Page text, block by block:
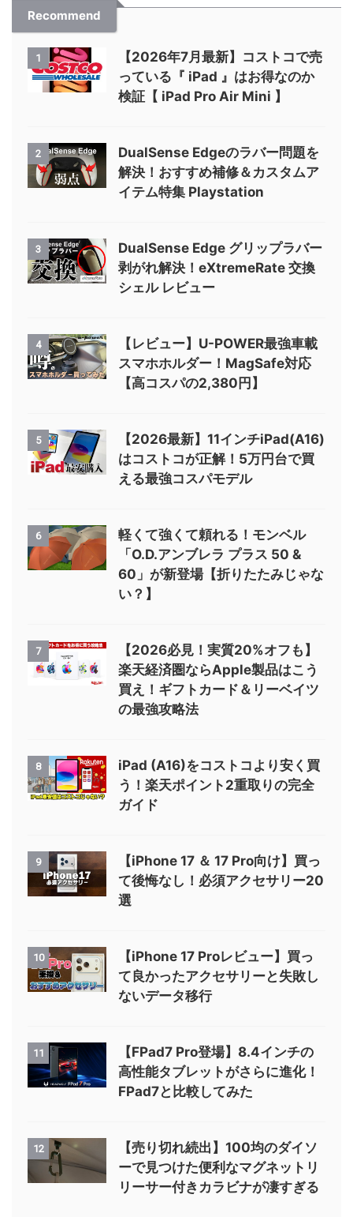
Recommend
1
【2026年7月最新】コストコで売
っている『 iPad 』はお得なのか
検証【 iPad Pro Air Mini 】
2
DualSense Edgeのラバー問題を
解決！おすすめ補修＆カスタムア
イテム特集 Playstation
3
DualSense Edge グリップラバー
剥がれ解決！eXtremeRate 交換
シェル レビュー
4
【レビュー】U-POWER最強車載
スマホホルダー！MagSafe対応
【高コスパの2,380円】
5
【2026最新】11インチiPad(A16)
はコストコが正解！5万円台で買
える最強コスパモデル
6
軽くて強くて頼れる！モンベル
「O.D.アンブレラ プラス 50 &
60」が新登場【折りたたみじゃな
い？】
7
【2026必見！実質20%オフも】
楽天経済圏ならApple製品はこう
買え！ギフトカード＆リーベイツ
の最強攻略法
8
iPad (A16)をコストコより安く買
う！楽天ポイント2重取りの完全
ガイド
9
【iPhone 17 ＆ 17 Pro向け】買っ
て後悔なし！必須アクセサリー20
選
10
【iPhone 17 Proレビュー】買っ
て良かったアクセサリーと失敗し
ないデータ移行
11
【FPad7 Pro登場】8.4インチの
高性能タブレットがさらに進化！
FPad7と比較してみた
12
【売り切れ続出】100均のダイソ
ーで見つけた便利なマグネットリ
リーサー付きカラビナが凄すぎる